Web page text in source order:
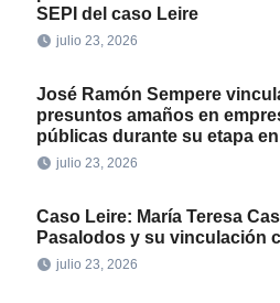
SEPI del caso Leire
julio 23, 2026
José Ramón Sempere
presuntos amaños en
públicas durante su etapa
julio 23, 2026
Caso Leire: María Teresa
Pasalodos y su vinculación
julio 23, 2026